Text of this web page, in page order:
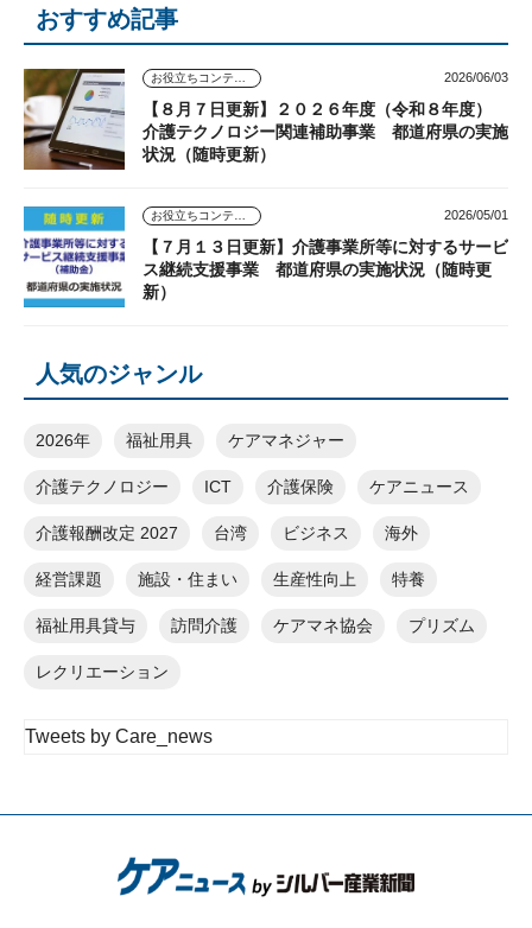
おすすめ記事
2026/06/03
【８月７日更新】２０２６年度（令和８年度）
介護テクノロジー関連補助事業 都道府県の実施
状況（随時更新）
2026/05/01
【７月１３日更新】介護事業所等に対するサービ
ス継続支援事業 都道府県の実施状況（随時更
新）
人気のジャンル
2026年 福祉用具 ケアマネジャー
介護テクノロジー ICT 介護保険 ケアニュース
介護報酬改定 2027 台湾 ビジネス 海外
経営課題 施設・住まい 生産性向上 特養
福祉用具貸与 訪問介護 ケアマネ協会 プリズム
レクリエーション
Tweets by Care_news